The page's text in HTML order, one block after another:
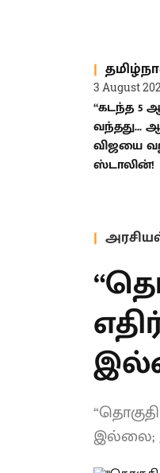
3 August
“கடந்த
வந்தது...
விஜயை
ஸ்டாலின்!